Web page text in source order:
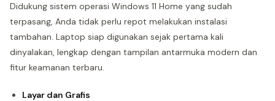
Didukung sistem operasi Windows 11 Home yang sudah
terpasang, Anda tidak perlu repot melakukan instalasi
tambahan. Laptop siap digunakan sejak pertama kali
dinyalakan, lengkap dengan tampilan antarmuka modern dan
fitur keamanan terbaru.
Layar dan Grafis